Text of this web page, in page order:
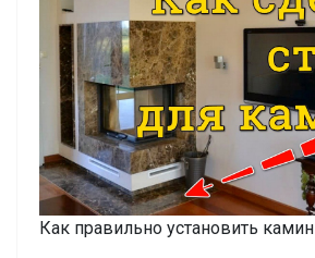
Как правильно установить камин